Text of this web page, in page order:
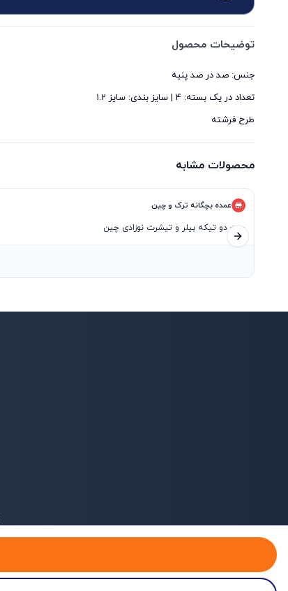
توضیحات محصول
طرح فرشته
محصولات مشابه
عمده بچگانه ترک و چین
ست دو تیکه بیلر و تیشرت نوزادی چین
اسلاید بعدی